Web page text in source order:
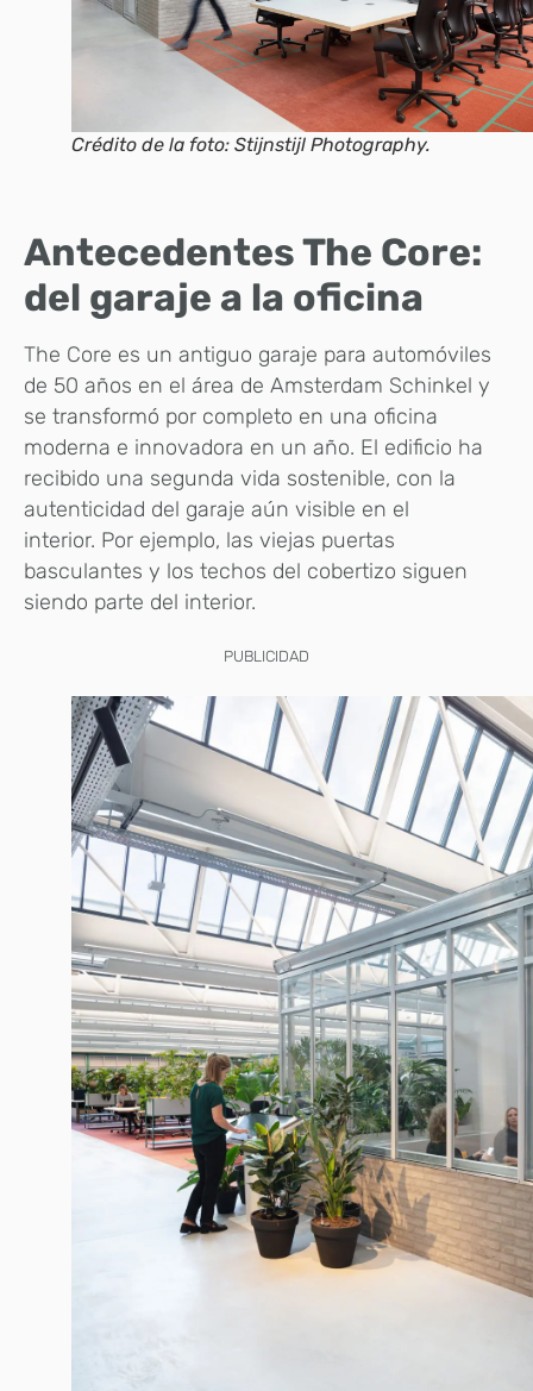
Crédito de la foto: Stijnstijl Photography.
Antecedentes The Core:
del garaje a la oficina
The Core es un antiguo garaje para automóviles
de 50 años en el área de Amsterdam Schinkel y
se transformó por completo en una oficina
moderna e innovadora en un año. El edificio ha
recibido una segunda vida sostenible, con la
autenticidad del garaje aún visible en el
interior. Por ejemplo, las viejas puertas
basculantes y los techos del cobertizo siguen
siendo parte del interior.
PUBLICIDAD